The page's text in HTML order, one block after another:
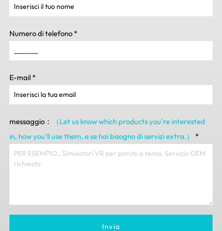
Numero di telefono *
E-mail *
messaggio：
（Let us know which products you're interested
in, how you'll use them, e se hai bisogno di servizi extra.） *
Invia